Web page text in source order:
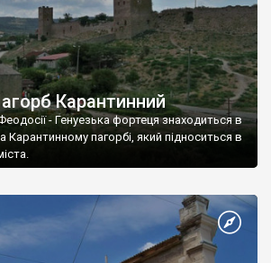
Карантинний
- Генуезька фортеця знаходиться в
Карантинному пагорбі, який підноситься в